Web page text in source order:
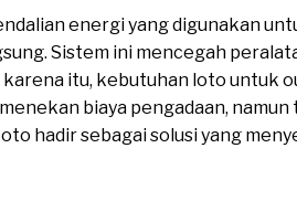
energi yang digunakan
Sistem ini mencegah
karena itu, kebutuhan loto untuk
biaya pengadaan,
hadir sebagai solusi yang